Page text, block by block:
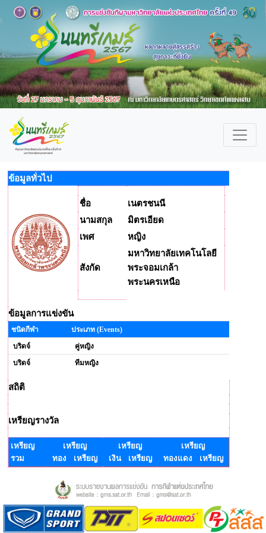
ข้อมูลทั่วไป
ชื่อ
เนตรชนนี
นามสกุล
มิตรเอียด
เพศ
หญิง
สังกัด
มหาวิทยาลัยเทคโนโลยี
พระจอมเกล้า
พระนครเหนือ
ข้อมูลการแข่งขัน
ชนิดกีฬา
ประเภท (Events)
บริดจ์
คู่หญิง
บริดจ์
ทีมหญิง
สถิติ
เหรียญรางวัล
เหรียญ
รวม
เหรียญ
ทอง เหรียญ
เหรียญ
เงิน เหรียญ
เหรียญ
ทองแดง เหรียญ